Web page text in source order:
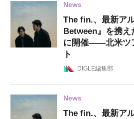
News
The fin.、最新ア
Between』を携え
に開催——北米ツ
ト
DIGLE編集部
News
The fin.、最新ア